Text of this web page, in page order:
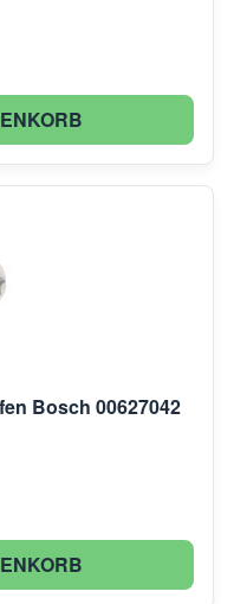
Bosch 00627042